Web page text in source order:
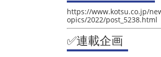
https://www.kotsu.co.jp/
opics/2022/post_5238.html
✅連載企画